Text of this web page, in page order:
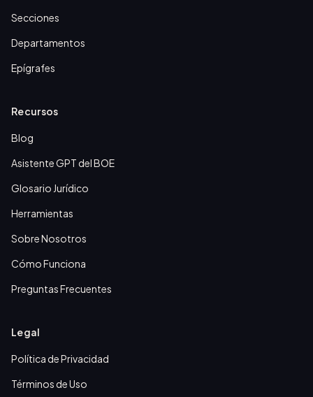
Secciones
Departamentos
Epígrafes
Recursos
Blog
Asistente GPT del BOE
Glosario Jurídico
Herramientas
Sobre Nosotros
Cómo Funciona
Preguntas Frecuentes
Legal
Política de Privacidad
Términos de Uso